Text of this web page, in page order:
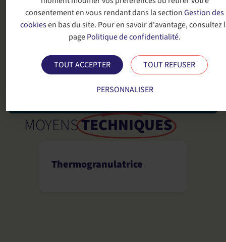
MOYENSTECHNIQUES
Thermogranulatrice
consentement en vous rendant dans la sectionGestion des
cookiesen bas du site. Pour en savoir d'avantage, consultez
pagePolitique de confidentialité.
TOUT ACCEPTER TOUT REFUSER
PERSONNALISER